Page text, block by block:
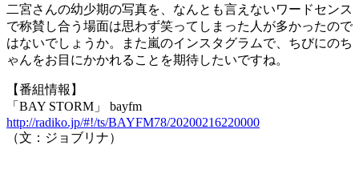
二宮さんの幼少期の写真を、なんとも言えないワードセンス
で称賛し合う場面は思わず笑ってしまった人が多かったので
はないでしょうか。また嵐のインスタグラムで、ちびにのち
ゃんをお目にかかれることを期待したいですね。
【番組情報】
「BAY STORM」 bayfm
http://radiko.jp/#!/ts/BAYFM78/20200216220000
（文：ジョブリナ）